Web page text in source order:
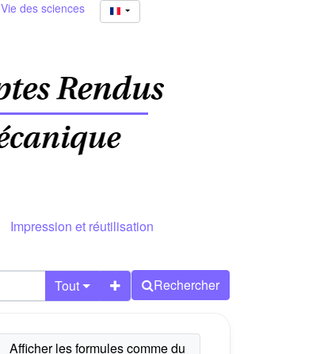
Vie des sciences
Impression et réutilisation
Tout Rechercher